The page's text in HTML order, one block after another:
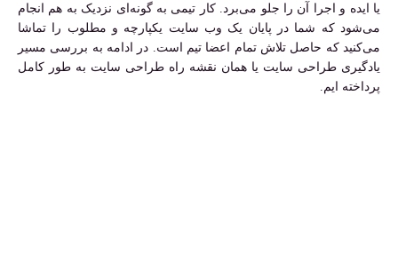
یا ایده و اجرا آن را جلو می‌برد. کار تیمی به گونه‌ای نزدیک به هم انجام
می‌شود که شما در پایان یک وب سایت یکپارچه و مطلوب را تماشا
می‌کنید که حاصل تلاش تمام اعضا تیم است. در ادامه به بررسی مسیر
یادگیری طراحی سایت یا همان نقشه راه طراحی سایت به طور کامل
پرداخته ایم.